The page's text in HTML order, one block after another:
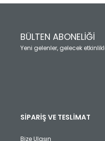
Ürün
Ürün fiyatı diğer
Bu ürüne benzer
BÜLTEN ABONELİĞİ
Yeni gelenler, gelecek
SİPARİŞ VE TESLİMAT
Bize Ulaşın